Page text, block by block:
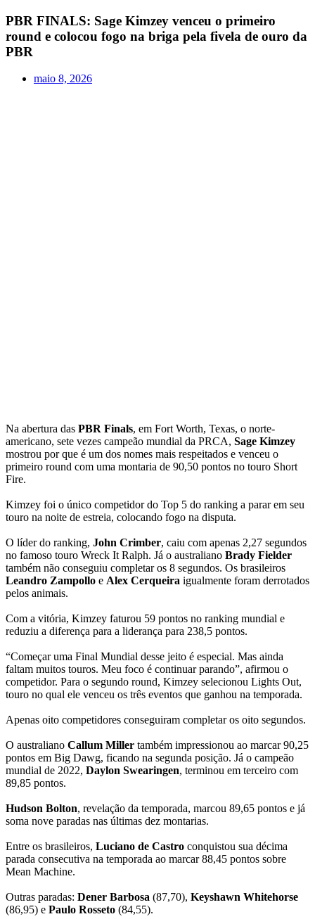
PBR FINALS: Sage Kimzey venceu o primeiro
round e colocou fogo na briga pela fivela de ouro da
PBR
maio 8, 2026
Na abertura das PBR Finals, em Fort Worth, Texas, o norte-
americano, sete vezes campeão mundial da PRCA, Sage Kimzey
mostrou por que é um dos nomes mais respeitados e venceu o
primeiro round com uma montaria de 90,50 pontos no touro Short
Fire.
Kimzey foi o único competidor do Top 5 do ranking a parar em seu
touro na noite de estreia, colocando fogo na disputa.
O líder do ranking, John Crimber, caiu com apenas 2,27 segundos
no famoso touro Wreck It Ralph. Já o australiano Brady Fielder
também não conseguiu completar os 8 segundos. Os brasileiros
Leandro Zampollo e Alex Cerqueira igualmente foram derrotados
pelos animais.
Com a vitória, Kimzey faturou 59 pontos no ranking mundial e
reduziu a diferença para a liderança para 238,5 pontos.
“Começar uma Final Mundial desse jeito é especial. Mas ainda
faltam muitos touros. Meu foco é continuar parando”, afirmou o
competidor. Para o segundo round, Kimzey selecionou Lights Out,
touro no qual ele venceu os três eventos que ganhou na temporada.
Apenas oito competidores conseguiram completar os oito segundos.
O australiano Callum Miller também impressionou ao marcar 90,25
pontos em Big Dawg, ficando na segunda posição. Já o campeão
mundial de 2022, Daylon Swearingen, terminou em terceiro com
89,85 pontos.
Hudson Bolton, revelação da temporada, marcou 89,65 pontos e já
soma nove paradas nas últimas dez montarias.
Entre os brasileiros, Luciano de Castro conquistou sua décima
parada consecutiva na temporada ao marcar 88,45 pontos sobre
Mean Machine.
Outras paradas: Dener Barbosa (87,70), Keyshawn Whitehorse
(86,95) e Paulo Rosseto (84,55).